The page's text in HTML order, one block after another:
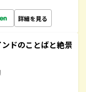
詳細を見る
ドのことばと絶景